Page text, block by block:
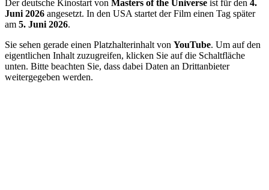
Der deutsche Kinostart von Masters of the Universe ist für den 4.
Juni 2026 angesetzt. In den USA startet der Film einen Tag später
am 5. Juni 2026.
Sie sehen gerade einen Platzhalterinhalt von YouTube. Um auf den
eigentlichen Inhalt zuzugreifen, klicken Sie auf die Schaltfläche
unten. Bitte beachten Sie, dass dabei Daten an Drittanbieter
weitergegeben werden.